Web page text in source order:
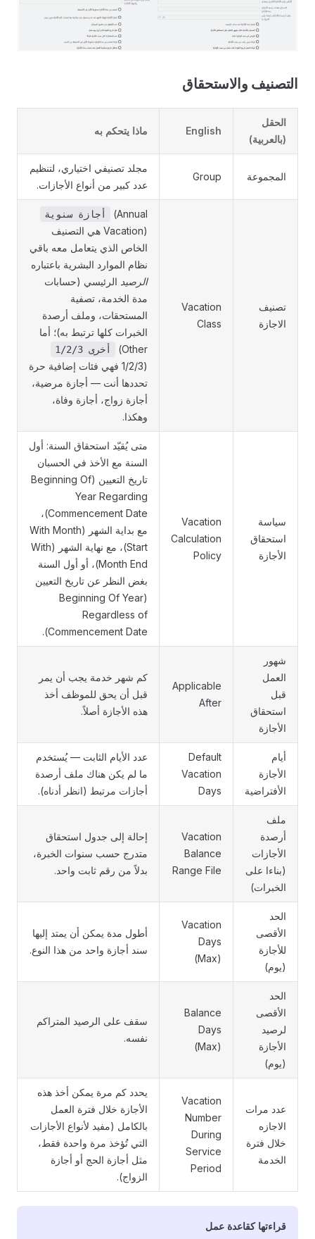
التصنيف والاستحقاق
الحقل
(بالعربية)
English ماذا يتحكم به
المجموعة Group
مجلد تصنيفي اختياري، لتنظيم
عدد كبير من أنواع الأجازات.
تصنيف
الاجازة
Vacation
Class
أجازة سنوية
(Annual
Vacation) هي التصنيف
الخاص الذي يتعامل معه باقي
نظام الموارد البشرية باعتباره
الرصيد الرئيسي (حسابات
مدة الخدمة، تصفية
المستحقات، وملف أرصدة
الخبرات كلها ترتبط به)؛ أما
أخرى 1/2/3
(Other
1/2/3) فهي فئات إضافية حرة
تحددها أنت — أجازة مرضية،
أجازة زواج، أجازة وفاة،
وهكذا.
سياسة
استحقاق
الأجازة
Vacation
Calculation
Policy
متى يُقيّد استحقاق السنة: أول
السنة مع الأخذ في الحسبان
تاريخ التعيين (Beginning Of
Year Regarding
Commencement Date)،
مع بداية الشهر (With Month
Start)، مع نهاية الشهر (With
Month End)، أو أول السنة
بغض النظر عن تاريخ التعيين
(Beginning Of Year
Regardless of
Commencement Date).
شهور
العمل
قبل
استحقاق
الأجازة
Applicable
After
كم شهر خدمة يجب أن يمر
قبل أن يحق للموظف أخذ
هذه الأجازة أصلاً.
أيام
الأجازة
الأفتراضية
Default
Vacation
Days
عدد الأيام الثابت — يُستخدم
ما لم يكن هناك ملف أرصدة
أجازات مرتبط (انظر أدناه).
ملف
أرصدة
الأجازات
(بناءا على
الخبرات)
Vacation
Balance
Range File
إحالة إلى جدول استحقاق
متدرج حسب سنوات الخبرة،
بدلاً من رقم ثابت واحد.
الحد
الأقصى
للأجازة
(يوم)
Vacation
Days
(Max)
أطول مدة يمكن أن يمتد إليها
سند أجازة واحد من هذا النوع.
الحد
الأقصى
لرصيد
الأجازة
(يوم)
Balance
Days
(Max)
سقف على الرصيد المتراكم
نفسه.
عدد مرات
الاجازه
خلال فترة
الخدمة
Vacation
Number
During
Service
Period
يحدد كم مرة يمكن أخذ هذه
الأجازة خلال فترة العمل
بالكامل (مفيد لأنواع الأجازات
التي تُؤخذ مرة واحدة فقط،
مثل أجازة الحج أو أجازة
الزواج).
قراءتها كقاعدة عمل